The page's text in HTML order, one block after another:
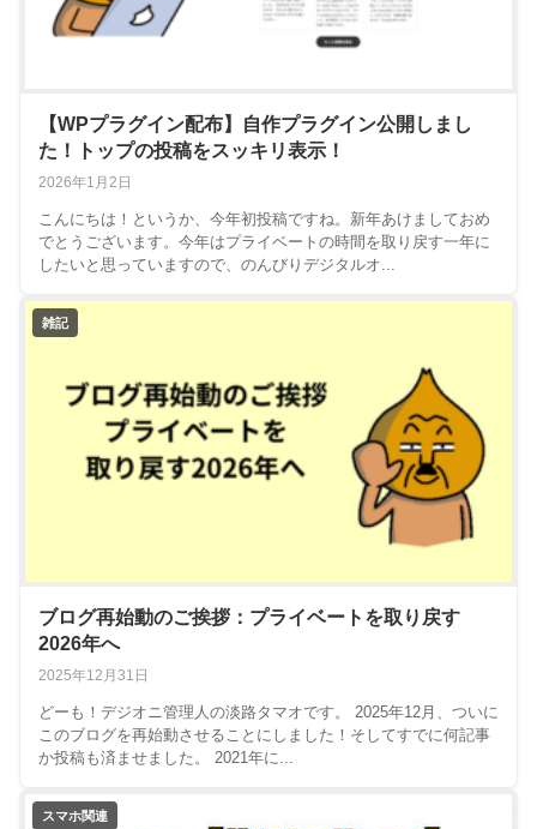
【WPプラグイン配布】自作プラグイン公開しまし
た！トップの投稿をスッキリ表示！
2026年1月2日
こんにちは！というか、今年初投稿ですね。新年あけましておめ
でとうございます。今年はプライベートの時間を取り戻す一年に
したいと思っていますので、のんびりデジタルオ...
雑記
ブログ再始動のご挨拶：プライベートを取り戻す
2026年へ
2025年12月31日
どーも！デジオニ管理人の淡路タマオです。 2025年12月、ついに
このブログを再始動させることにしました！そしてすでに何記事
か投稿も済ませました。 2021年に...
スマホ関連